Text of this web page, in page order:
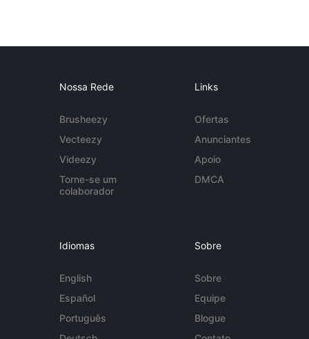
Nossa Rede
Brusheezy
Vecteezy
Videezy
Torne-se um
colaborador
Links
Ofertas
Anunciantes
Apoio
DMCA
Idiomas
English
Español
Português
Sobre
Sobre
Equipe
Blogue